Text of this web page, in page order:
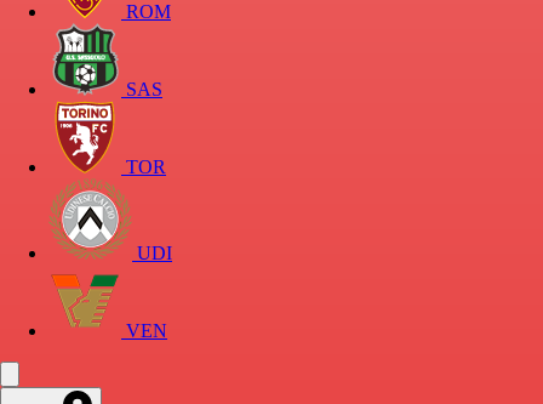
ROM
SAS
TOR
UDI
VEN